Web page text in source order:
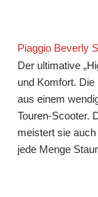
Piaggio Beverly
Der ultimative
und Komfort.
aus einem
Touren-Scooter.
meistert sie
jede Menge